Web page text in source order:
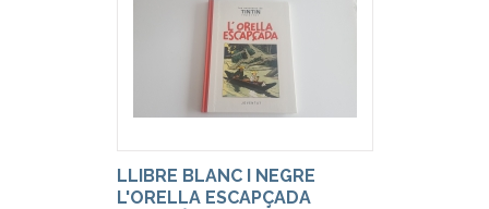
LLIBRE BLANC I NEGRE
L'ORELLA ESCAPÇADA